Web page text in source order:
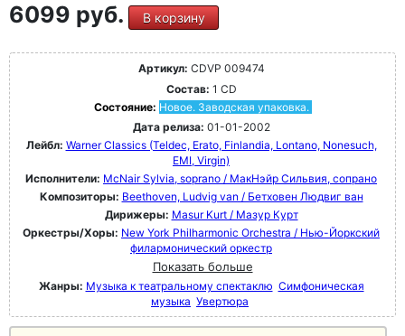
6099 руб. В корзину
Артикул: CDVP 009474
Состав: 1 CD
Состояние: Новое. Заводская упаковка.
Дата релиза: 01-01-2002
Лейбл: Warner Classics (Teldec, Erato, Finlandia, Lontano, Nonesuch,
EMI, Virgin)
Исполнители: McNair Sylvia, soprano / МакНэйр Сильвия, сопрано
Композиторы: Beethoven, Ludvig van / Бетховен Людвиг ван
Дирижеры: Masur Kurt / Мазур Курт
Оркестры/Хоры: New York Philharmonic Orchestra / Нью-Йоркский
филармонический оркестр
Показать больше
Жанры: Музыка к театральному спектаклю Симфоническая
музыка Увертюра